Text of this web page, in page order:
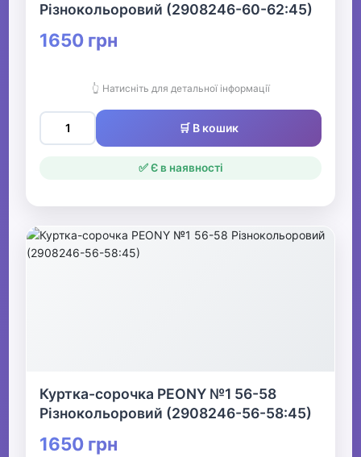
Різнокольоровий (2908246-60-62:45)
1650 грн
👆 Натисніть для детальної інформації
🛒 В кошик
✅ Є в наявності
Куртка-сорочка PEONY №1 56-58
Різнокольоровий (2908246-56-58:45)
1650 грн